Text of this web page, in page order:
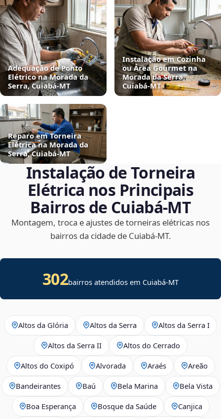
Adequação de Ponto
Elétrico na Morada da
Serra, Cuiabá‑MT
Instalação em Cozinha
ou Área Gourmet na
Morada da Serra,
Cuiabá‑MT
Reparo em Torneira
Elétrica na Morada da
Serra, Cuiabá‑MT
Instalação de Torneira
Elétrica nos Principais
Bairros de Cuiabá‑MT
Montagem, troca e ajustes de torneiras elétricas nos
bairros da cidade de Cuiabá‑MT.
302bairros atendidos em Cuiabá-MT
Altos da Glória Altos da Serra Altos da Serra I
Altos da Serra II Altos do Cerrado
Altos do Coxipó Alvorada Araés Areão
Bandeirantes Baú Bela Marina Bela Vista
Boa Esperança Bosque da Saúde Canjica